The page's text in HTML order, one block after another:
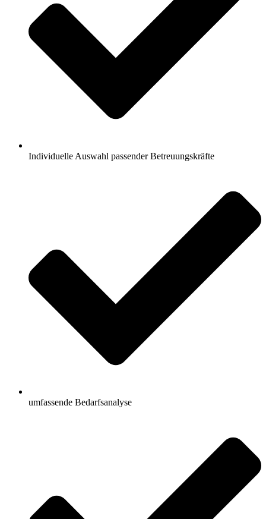
Individuelle Auswahl passender Betreuungskräfte
umfassende Bedarfsanalyse